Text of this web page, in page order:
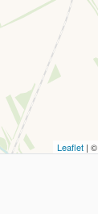
Leaflet | ©